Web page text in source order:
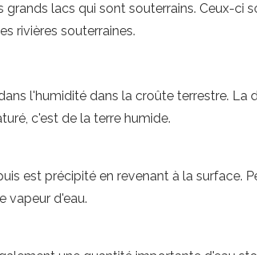
lacs qui sont souterrains. Ceux-ci
rivières souterraines.
l'humidité dans la croûte terrestre. La
c'est de la terre humide.
est précipité en revenant à la surface.
vapeur d'eau.